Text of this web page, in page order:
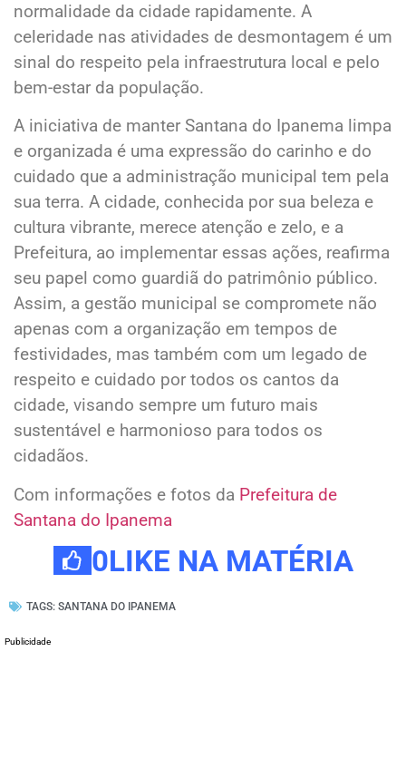
normalidade da cidade rapidamente. A
celeridade nas atividades de desmontagem é um
sinal do respeito pela infraestrutura local e pelo
bem-estar da população.
A iniciativa de manter Santana do Ipanema limpa
e organizada é uma expressão do carinho e do
cuidado que a administração municipal tem pela
sua terra. A cidade, conhecida por sua beleza e
cultura vibrante, merece atenção e zelo, e a
Prefeitura, ao implementar essas ações, reafirma
seu papel como guardiã do patrimônio público.
Assim, a gestão municipal se compromete não
apenas com a organização em tempos de
festividades, mas também com um legado de
respeito e cuidado por todos os cantos da
cidade, visando sempre um futuro mais
sustentável e harmonioso para todos os
cidadãos.
Com informações e fotos da Prefeitura de
Santana do Ipanema
0LIKE NA MATÉRIA
TAGS: SANTANA DO IPANEMA
Publicidade